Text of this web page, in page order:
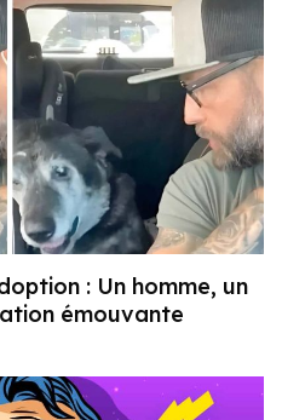
: Un homme, un
émouvante